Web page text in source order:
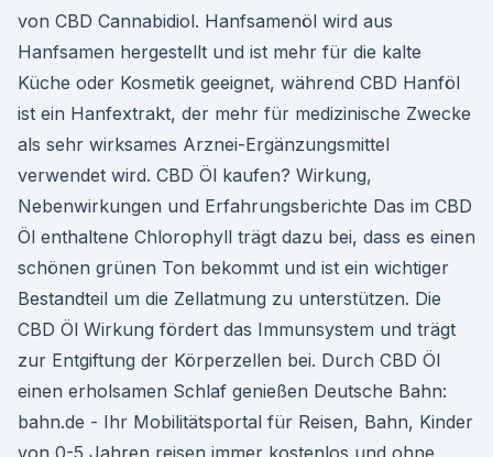
von CBD Cannabidiol. Hanfsamenöl wird aus
Hanfsamen hergestellt und ist mehr für die kalte
Küche oder Kosmetik geeignet, während CBD Hanföl
ist ein Hanfextrakt, der mehr für medizinische Zwecke
als sehr wirksames Arznei-Ergänzungsmittel
verwendet wird. CBD Öl kaufen? Wirkung,
Nebenwirkungen und Erfahrungsberichte Das im CBD
Öl enthaltene Chlorophyll trägt dazu bei, dass es einen
schönen grünen Ton bekommt und ist ein wichtiger
Bestandteil um die Zellatmung zu unterstützen. Die
CBD Öl Wirkung fördert das Immunsystem und trägt
zur Entgiftung der Körperzellen bei. Durch CBD Öl
einen erholsamen Schlaf genießen Deutsche Bahn:
bahn.de - Ihr Mobilitätsportal für Reisen, Bahn, Kinder
von 0-5 Jahren reisen immer kostenlos und ohne